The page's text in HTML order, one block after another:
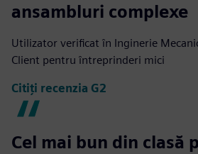
ansambluri complexe
Utilizator verificat în Inginerie
Client pentru întreprinderi mici
Citiți recenzia G2
Cel mai bun din clasă